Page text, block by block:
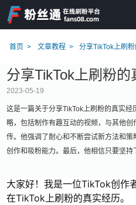
首页 文章教程 分享TikTok上刷
分享TikTok上刷粉的
2023-05-19
这是一篇关于分享TikTok上刷粉的真实
略，包括制作有趣互动的视频，与其他
传。他强调了耐心和不断尝试新方法和
创作和吸粉能力。最后，他相信只要坚持
大家好！我是一位TikTok创作
在TikTok上刷粉的真实经历。